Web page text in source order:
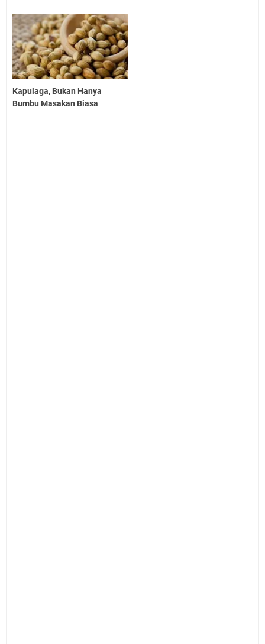
Kapulaga, Bukan Hanya
Bumbu Masakan Biasa